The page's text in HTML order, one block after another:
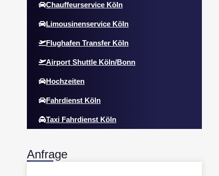
Chauffeurservice Köln
Limousinenservice Köln
Flughafen Transfer Köln
Airport Shuttle Köln/Bonn
Hochzeiten
Fahrdienst Köln
Taxi Fahrdienst Köln
Anfrage